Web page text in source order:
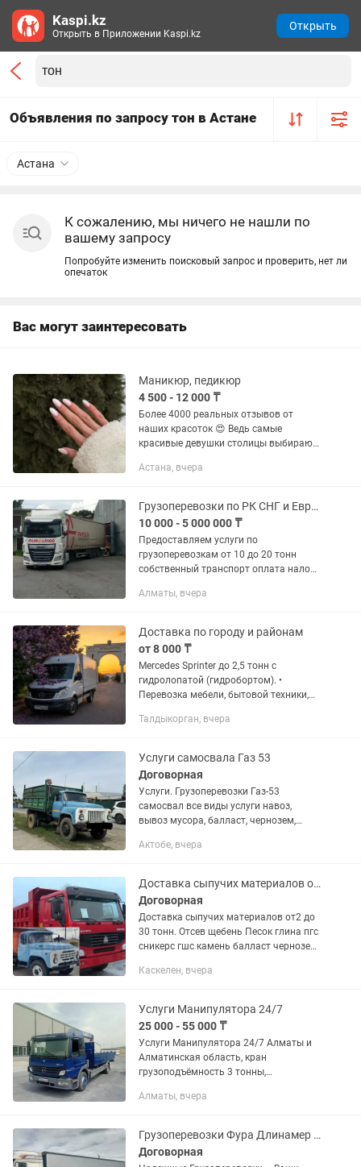
Объявления по запросу тон в Астане
Астана
К сожалению, мы ничего не нашли по
вашему запросу
Попробуйте изменить поисковый запрос и проверить, нет ли
опечаток
Вас могут заинтересовать
Маникюр, педикюр
4 500 - 12 000 ₸
Более 4000 реальных отзывов от
наших красоток 😍 Ведь самые
красивые девушки столицы выбирают
укрепление и покрытие базой/ гель-
♡...
Астана, вчера
Грузоперевозки по РК СНГ и Европа
10 000 - 5 000 000 ₸
Предоставляем услуги по
грузоперевозкам от 10 до 20 тонн
собственный транспорт оплата налом
Алматы, вчера
Доставка по городу и районам
от 8 000 ₸
Mercedes Sprinter до 2,5 тонн с
гидролопатой (гидробортом). •
Перевозка мебели, бытовой техники,
Быстрая подача по городу • Выезд в
Талдыкорган, вчера
Услуги самосвала Газ 53
Договорная
Услуги. Грузоперевозки Газ-53
самосвал все виды услуги навоз,
вывоз мусора, балласт, чернозем,
другие. Грузоподъёмность до 5
Актобе, вчера
Доставка сыпучих материалов отсев щебень Песок глина пгс сникерс
Договорная
Доставка сыпучих материалов от2 до
30 тонн. Отсев щебень Песок глина пгс
сникерс гшс камень балласт чернозем
Каскелен, вчера
Услуги Манипулятора 24/7
25 000 - 55 000 ₸
Услуги Манипулятора 24/7 Алматы и
Алматинская область, кран
грузоподъёмность 3 тонны,
Алматы, вчера
Грузоперевозки Фура Длинамер Тент Рефрижератор Камаз
Договорная
Kaspi.kz
Открыть в Приложении Kaspi.kz
Открыть